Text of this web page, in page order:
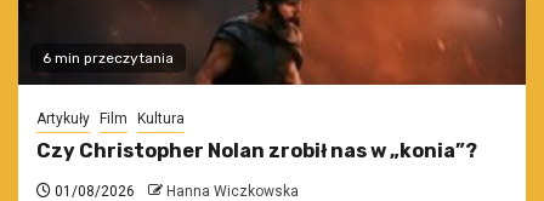
6 min przeczytania
Artykuły Film Kultura
Czy Christopher Nolan zrobił nas w „konia”?
01/08/2026 Hanna Wiczkowska